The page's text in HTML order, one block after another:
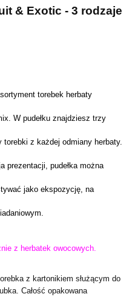
& Exotic - 3 rodzaje
torebek herbaty
W pudełku znajdziesz trzy
z każdej odmiany herbaty.
prezentacji, pudełka można
jako ekspozycję, na
z herbatek owocowych.
z kartonikiem służącym do
Całość opakowana